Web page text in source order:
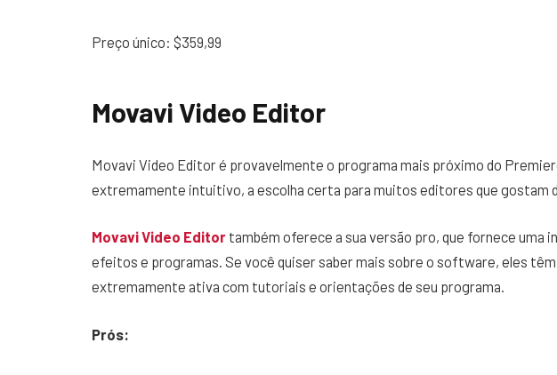
Preço único: $359,99
Movavi Video Editor
Movavi Video Editor é provavelmente o programa mais próximo do
extremamente intuitivo, a escolha certa para muitos editores que gostam
Movavi Video Editor também oferece a sua versão pro, que fornece uma
efeitos e programas. Se você quiser saber mais sobre o software, eles
extremamente ativa com tutoriais e orientações de seu programa.
Prós: